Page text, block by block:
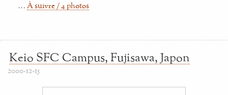
… À suivre / 4 photos
Keio SFC Campus, Fujisawa, Japon
2000-12-15